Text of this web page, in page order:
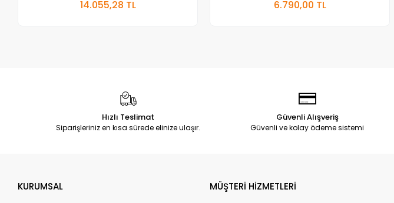
14.055,28 TL 6.790,00 TL
Hızlı Teslimat
Siparişleriniz en kısa sürede elinize ulaşır.
Güvenli Alışveriş
Güvenli ve kolay ödeme sistemi
KURUMSAL MÜŞTERİ HİZMETLERİ